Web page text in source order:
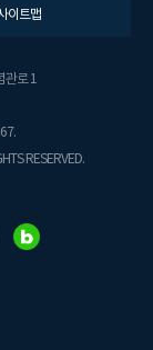
이트맵
관로 1
RESERVED.